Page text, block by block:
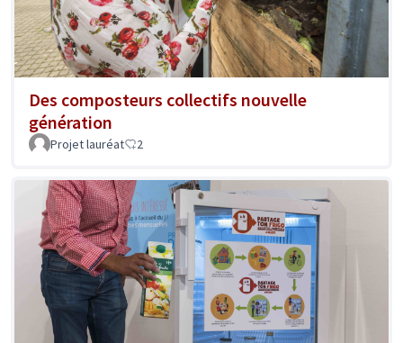
Des composteurs collectifs nouvelle
génération
Projet lauréat 2